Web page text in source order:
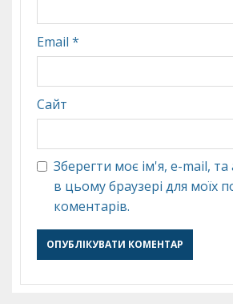
Email *
Сайт
Зберегти моє ім'я, e-mail, та
в цьому браузері для моїх
коментарів.